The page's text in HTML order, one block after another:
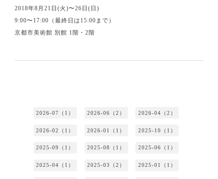
2018年8月21日(火)〜26日(日)
9:00〜17:00（最終日は15:00まで）
京都市美術館 別館 1階・2階
2026-07（1） 2026-06（2） 2026-04（2）
2026-02（1） 2026-01（1） 2025-10（1）
2025-09（1） 2025-08（1） 2025-06（1）
2025-04（1） 2025-03（2） 2025-01（1）